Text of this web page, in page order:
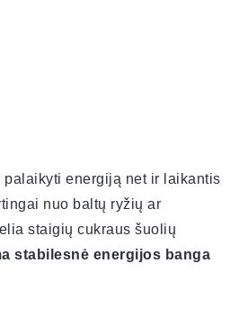
palaikyti energiją net ir laikantis
nuo baltų ryžių ar
staigių cukraus šuolių
stabilesnė energijos banga